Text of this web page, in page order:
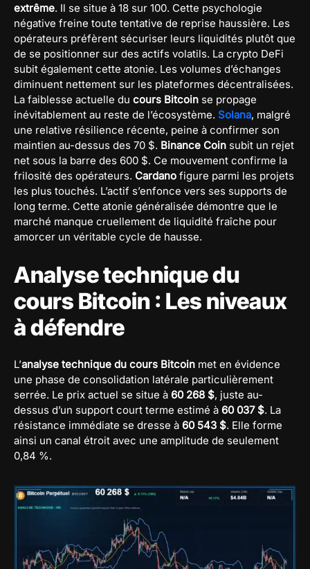
extrême. Il se situe à 18 sur 100. Cette psychologie
négative freine toute tentative de reprise haussière. Les
opérateurs préfèrent sécuriser leurs liquidités plutôt que
de se positionner sur des actifs volatils. La crypto DeFi
subit également cette atonie. Les volumes d’échanges
diminuent nettement sur les plateformes décentralisées.
La faiblesse actuelle du cours Bitcoin se propage
inévitablement au reste de l’écosystème. Solana, malgré
une relative résilience récente, peine à confirmer son
maintien au-dessus des 70 $. Binance Coin subit un rejet
net sous la barre des 600 $. Ce mouvement confirme la
frilosité des opérateurs. Cardano figure parmi les projets
les plus touchés. L’actif s’enfonce vers ses supports de
long terme. Cette atonie généralisée démontre que le
marché manque cruellement de liquidité fraîche pour
amorcer un véritable cycle de hausse.
Analyse technique du
cours Bitcoin : Les niveaux
à défendre
L’analyse technique du cours Bitcoin met en évidence
une phase de consolidation latérale particulièrement
serrée. Le prix actuel se situe à 60 268 $, juste au-
dessus d’un support court terme estimé à 60 037 $. La
résistance immédiate se dresse à 60 543 $. Elle forme
ainsi un canal étroit avec une amplitude de seulement
0,84 %.